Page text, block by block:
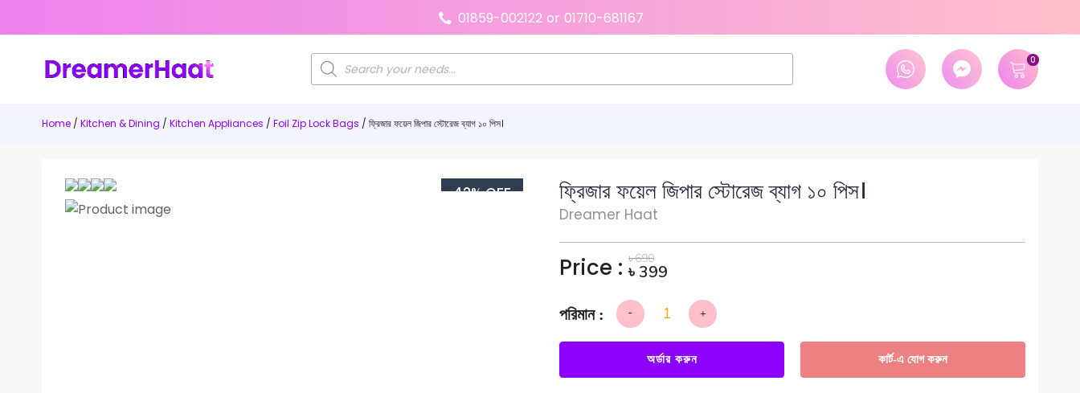
01859-002122 or 01710-681167
Products
search
0
Home / Kitchen & Dining / Kitchen Appliances / Foil Zip Lock Bags / ফ্রিজার ফয়েল জিপার স্টোরেজ ব্যাগ ১০ পিস।
42% OFF ফ্রিজার ফয়েল জিপার স্টোরেজ ব্যাগ ১০ পিস।
Dreamer Haat
Price : ৳690
৳ 399
-
জিপার
১০
+
কার্ট-এ যোগ করুন
অর্ডার করুন